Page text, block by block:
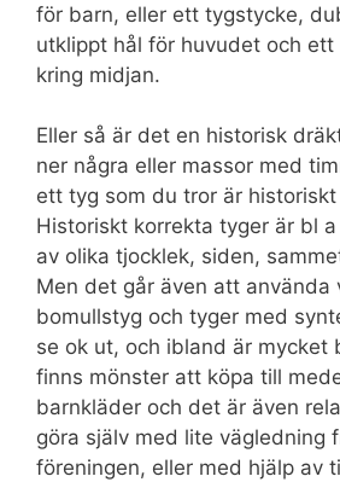
för barn, eller ett tygstycke,
utklippt hål för huvudet och ett
kring midjan.
Eller så är det en historisk
ner några eller massor med
ett tyg som du tror är
Historiskt korrekta tyger är bl
av olika tjocklek, siden,
Men det går även att använda
bomullstyg och tyger med
se ok ut, och ibland är mycket
finns mönster att köpa till
barnkläder och det är även
göra själv med lite vägledning
föreningen, eller med hjälp av